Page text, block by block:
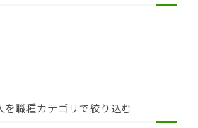
職種カテゴリで絞り込む